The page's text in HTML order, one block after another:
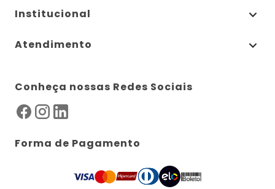
Institucional
Atendimento
Conheça nossas Redes Sociais
Forma de Pagamento